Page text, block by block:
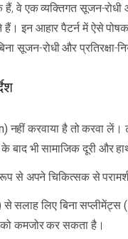
वे एक व्यक्तिगत सूजन-
इन आहार पैटर्न में ऐसे
सूजन-रोधी और
करवाया है तो करवा लें।
के बाद भी सामाजिक दूरी और
रूप से अपने चिकित्सक से
सलाह लिए बिना
को कमजोर कर सकता है।